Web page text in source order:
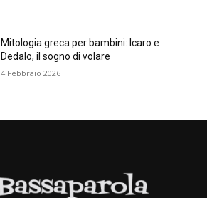
Mitologia greca per bambini: Icaro e
Dedalo, il sogno di volare
4 Febbraio 2026